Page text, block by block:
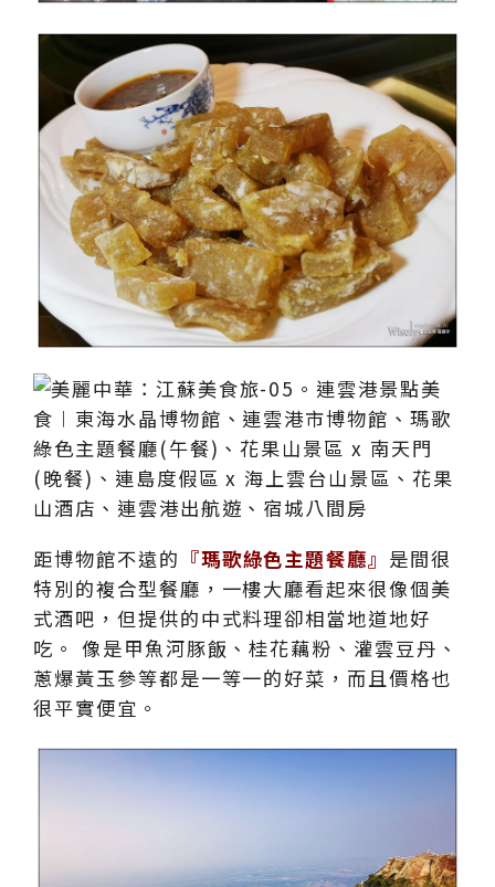
距博物館不遠的 『瑪歌綠色主題餐廳』 是間很
特別的複合型餐廳，一樓大廳看起來很像個美
式酒吧，但提供的中式料理卻相當地道地好
吃。 像是甲魚河豚飯、桂花藕粉、灌雲豆丹、
蔥爆黃玉參等都是一等一的好菜，而且價格也
很平實便宜。